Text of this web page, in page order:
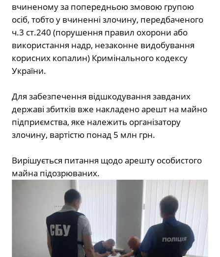
вчиненому за попередньою змовою групою
осіб, тобто у вчиненні злочину, передбаченого
ч.3 ст.240 (порушення правил охорони або
використання надр, незаконне видобування
корисних копалин) Кримінального кодексу
України.
Для забезпечення відшкодування завданих
державі збитків вже накладено арешт на майно
підприємства, яке належить організатору
злочину, вартістю понад 5 млн грн.
Вирішується питання щодо арешту особистого
майна підозрюваних.